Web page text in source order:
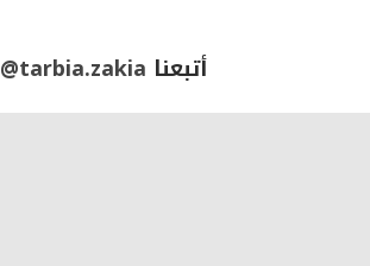
أتبعنا @tarbia.zakia